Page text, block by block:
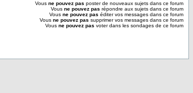
Vous ne pouvez pas poster de nouveaux sujets dans ce forum
Vous ne pouvez pas répondre aux sujets dans ce forum
Vous ne pouvez pas éditer vos messages dans ce forum
Vous ne pouvez pas supprimer vos messages dans ce forum
Vous ne pouvez pas voter dans les sondages de ce forum